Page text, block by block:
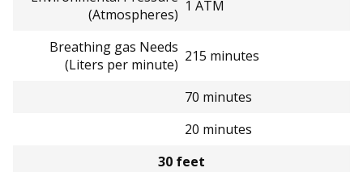
(Atmospheres) 1 ATM
Breathing gas Needs
(Liters per minute) 215 minutes
70 minutes
20 minutes
30 feet